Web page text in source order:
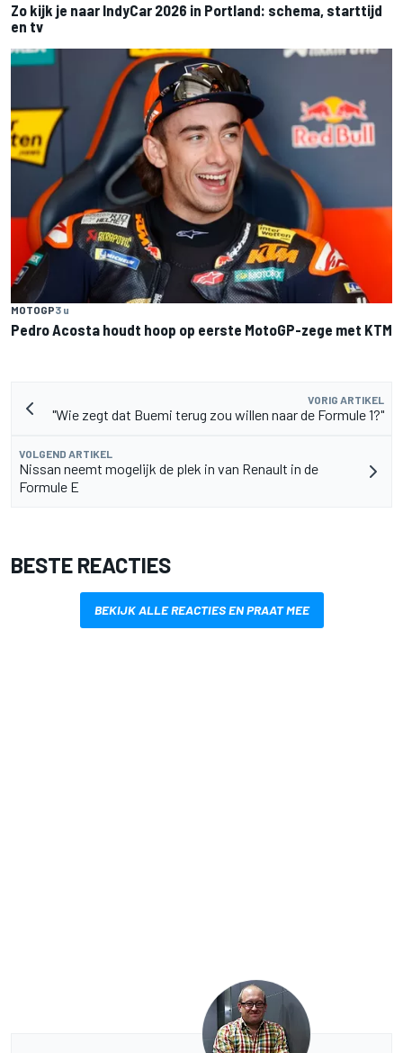
Zo kijk je naar IndyCar 2026 in Portland: schema, starttijd
en tv
MOTOGP3 u
Pedro Acosta houdt hoop op eerste MotoGP-zege met KTM
VORIG ARTIKEL
"Wie zegt dat Buemi terug zou willen naar de Formule 1?"
VOLGEND ARTIKEL
Nissan neemt mogelijk de plek in van Renault in de
Formule E
BESTE REACTIES
BEKIJK ALLE REACTIES EN PRAAT MEE